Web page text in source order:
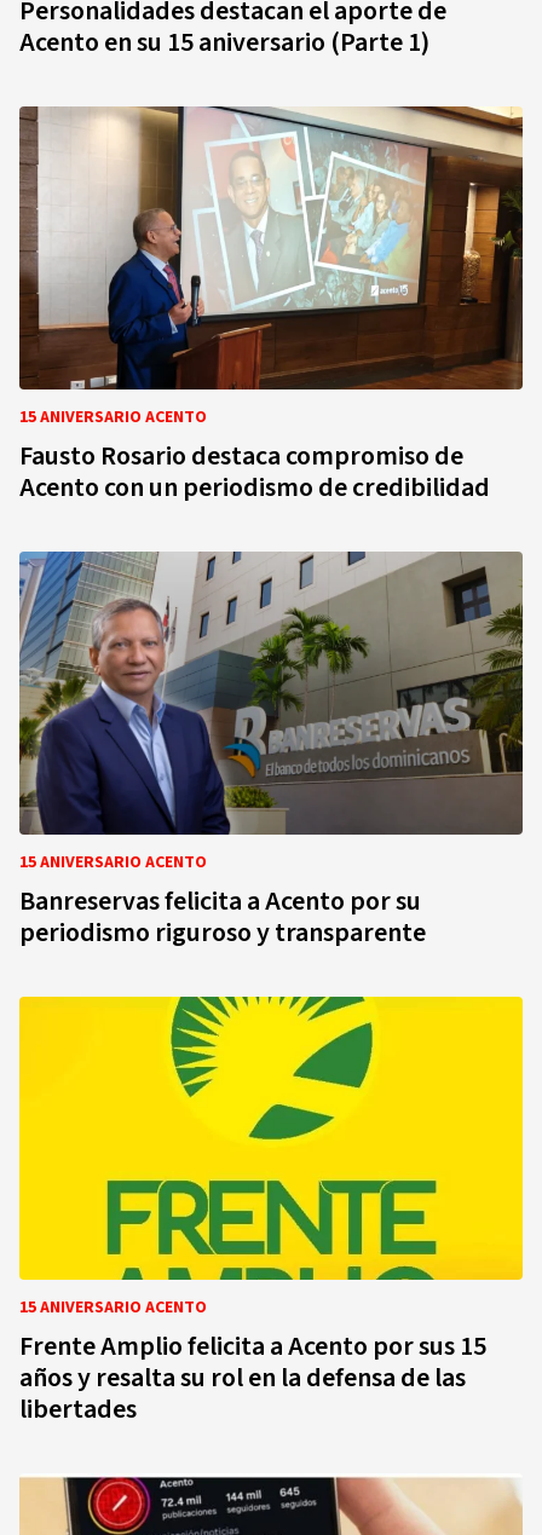
Personalidades destacan el aporte de
Acento en su 15 aniversario (Parte 1)
15 ANIVERSARIO ACENTO
Fausto Rosario destaca compromiso de
Acento con un periodismo de credibilidad
15 ANIVERSARIO ACENTO
Banreservas felicita a Acento por su
periodismo riguroso y transparente
15 ANIVERSARIO ACENTO
Frente Amplio felicita a Acento por sus 15
años y resalta su rol en la defensa de las
libertades